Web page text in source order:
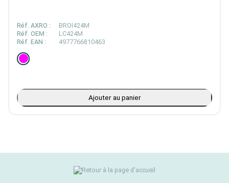
Réf. AXRO :
BROI424M
Réf. OEM :
LC424M
Réf. EAN :
4977766810463
Ajouter au panier